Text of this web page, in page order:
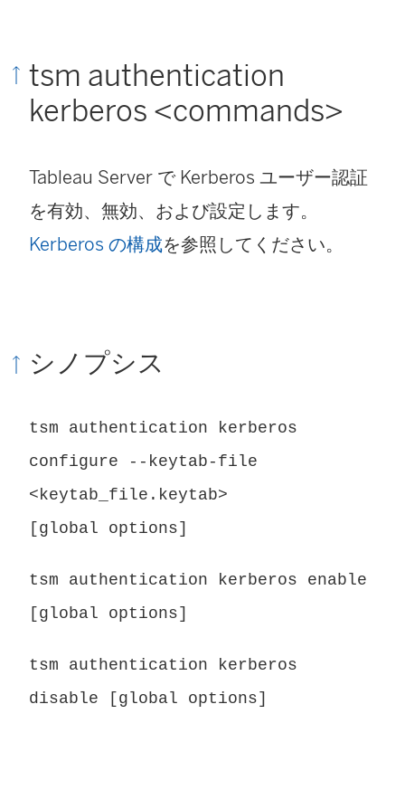
tsm authentication
kerberos <commands>
Tableau Server で Kerberos ユーザー認証
を有効、無効、および設定します。
Kerberos の構成を参照してください。
シノプシス
tsm authentication kerberos
configure --keytab-file
<keytab_file.keytab>
[global options]
tsm authentication kerberos enable
[global options]
tsm authentication kerberos
disable [global options]